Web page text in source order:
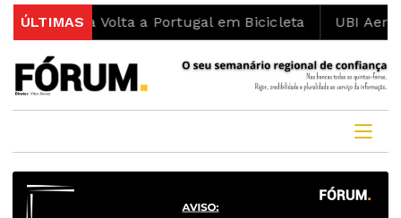
ÚLTIMAS
Volta a Portugal em Bicicleta UBI Aeronautics